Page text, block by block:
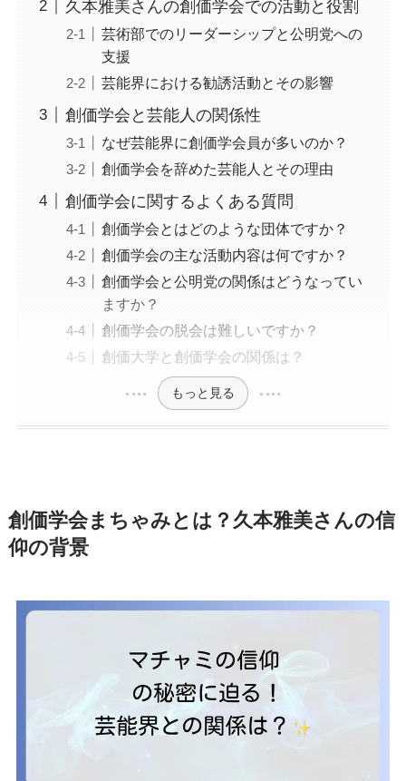
久本雅美さんの創価学会での活動と役割
芸術部でのリーダーシップと公明党への
支援
芸能界における勧誘活動とその影響
創価学会と芸能人の関係性
なぜ芸能界に創価学会員が多いのか？
創価学会を辞めた芸能人とその理由
創価学会に関するよくある質問
創価学会とはどのような団体ですか？
創価学会の主な活動内容は何ですか？
創価学会と公明党の関係はどうなってい
ますか？
創価学会の脱会は難しいですか？
創価大学と創価学会の関係は？
もっと見る
創価学会まちゃみとは？久本雅美さんの信
仰の背景